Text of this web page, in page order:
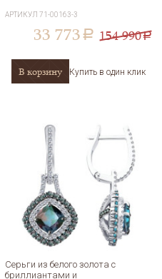
АРТИКУЛ71-00163-3
33 773 a 154 990a
В корзину Купить в один клик
Серьги из белого золота с
бриллиантами и